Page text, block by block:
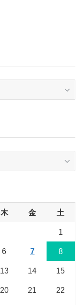
木 金 土
1
6 7 8
13 14 15
20 21 22